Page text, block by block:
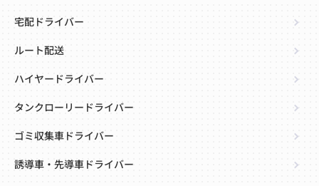
宅配ドライバー
ルート配送
ハイヤードライバー
タンクローリードライバー
ゴミ収集車ドライバー
誘導車・先導車ドライバー